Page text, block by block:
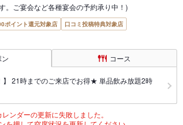
。ご宴会など各種宴会の予約承り中！)
ポイント還元対象店
口コミ投稿特典対象店
コース
】 21時までのご来店でお得★ 単品飲み放題2時
レンダーの更新に失敗しました。